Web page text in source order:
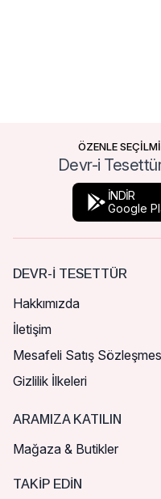
ÖZENLE
Devr-i
İNDİR
Google
DEVR-I TESETTÜR
Hakkımızda
İletişim
Mesafeli Satış
Gizlilik İlkeleri
ARAMIZA KATILIN
Mağaza & Butikler
TAKIP EDIN